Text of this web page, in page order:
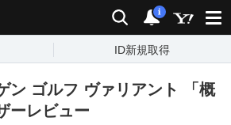
検索 通知
i
ID新規取得
ン ゴルフ ヴァリアント 「概
ーレビュー